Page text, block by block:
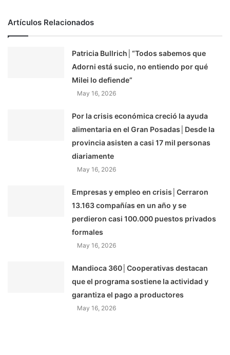
Artículos Relacionados
Patricia Bullrich│“Todos sabemos que
Adorni está sucio, no entiendo por qué
Milei lo defiende”
May 16, 2026
Por la crisis económica creció la ayuda
alimentaria en el Gran Posadas│Desde la
provincia asisten a casi 17 mil personas
diariamente
May 16, 2026
Empresas y empleo en crisis│Cerraron
13.163 compañías en un año y se
perdieron casi 100.000 puestos privados
formales
May 16, 2026
Mandioca 360│Cooperativas destacan
que el programa sostiene la actividad y
garantiza el pago a productores
May 16, 2026